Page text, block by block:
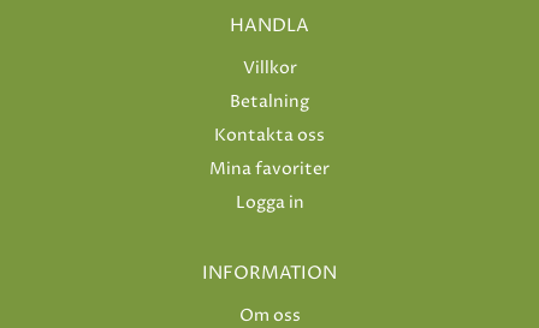
HANDLA
Villkor
Betalning
Kontakta oss
Mina favoriter
Logga in
INFORMATION
Om oss